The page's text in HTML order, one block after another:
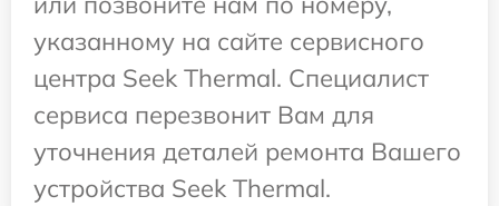
указанному на сайте сервисного
центра Seek Thermal. Специалист
сервиса перезвонит Вам для
уточнения деталей ремонта Вашего
устройства Seek Thermal.